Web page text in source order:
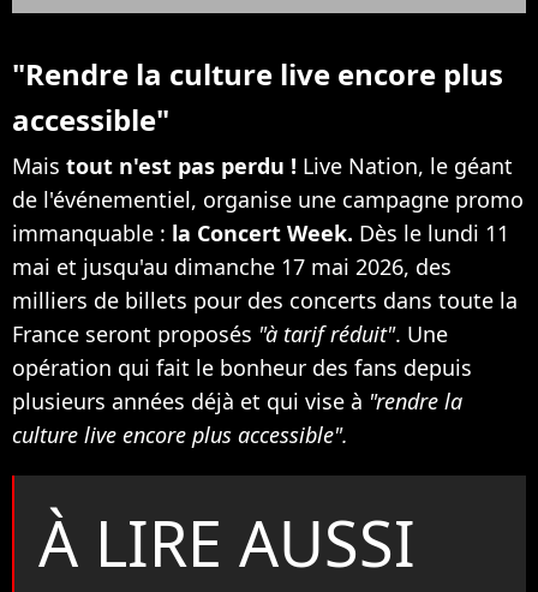
"Rendre la culture live encore plus
accessible"
Mais tout n'est pas perdu ! Live Nation, le géant
de l'événementiel, organise une campagne promo
immanquable : la Concert Week. Dès le lundi 11
mai et jusqu'au dimanche 17 mai 2026, des
milliers de billets pour des concerts dans toute la
France seront proposés "à tarif réduit". Une
opération qui fait le bonheur des fans depuis
plusieurs années déjà et qui vise à "rendre la
culture live encore plus accessible".
À LIRE AUSSI